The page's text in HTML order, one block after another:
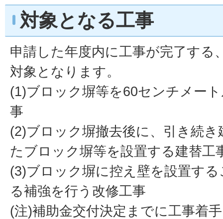
対象となる工事
申請した年度内に工事が完了する
対象となります。
(1)ブロック塀等を60センチメー
事
(2)ブロック塀撤去後に、引き続
たブロック塀等を設置する建替工
(3)ブロック塀に控え壁を設置す
る補強を行う改修工事
(注)補助金交付決定までに工事着